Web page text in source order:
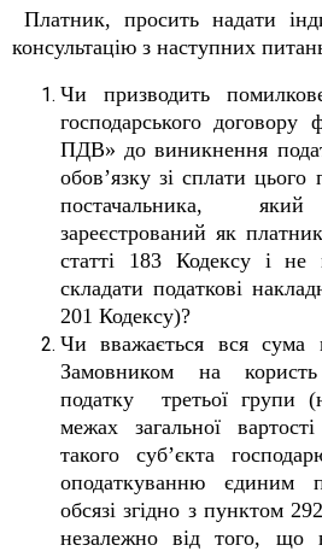
Платник, просить надати
консультацію з наступних
Чи призводить
господарського
ПДВ» до виникнення
обов’язку зі сплати
постачальника,
зареєстрований як
статті 183 Кодексу і не
складати податкові
201 Кодексу)?
Чи вважається вся сума
Замовником на
податку третьої
межах загальної
такого суб’єкта
оподаткуванню єдиним
обсязі згідно з пунктом
незалежно від того, що